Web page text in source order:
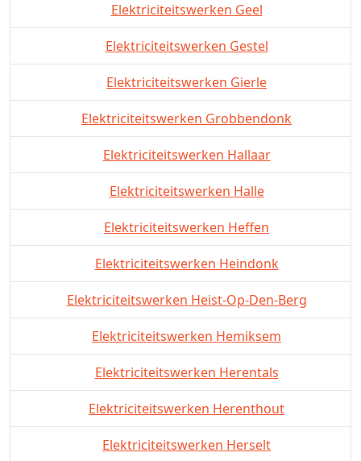
Elektriciteitswerken Geel
Elektriciteitswerken Gestel
Elektriciteitswerken Gierle
Elektriciteitswerken Grobbendonk
Elektriciteitswerken Hallaar
Elektriciteitswerken Halle
Elektriciteitswerken Heffen
Elektriciteitswerken Heindonk
Elektriciteitswerken Heist-Op-Den-Berg
Elektriciteitswerken Hemiksem
Elektriciteitswerken Herentals
Elektriciteitswerken Herenthout
Elektriciteitswerken Herselt